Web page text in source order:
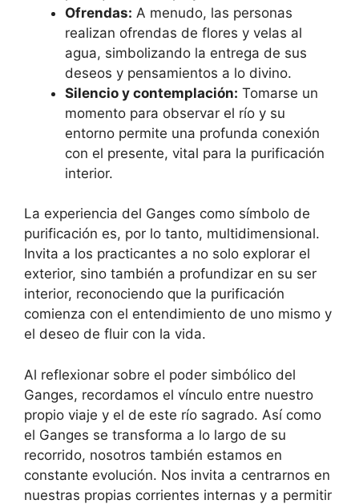
Ofrendas: A menudo, las personas
realizan ofrendas de flores y velas al
agua, simbolizando la entrega de sus
deseos y pensamientos a lo divino.
Silencio y contemplación: Tomarse un
momento para observar el río y su
entorno permite una profunda conexión
con el presente, vital para la purificación
interior.
La experiencia del Ganges como símbolo de
purificación es, por lo tanto, multidimensional.
Invita a los practicantes a no solo explorar el
exterior, sino también a profundizar en su ser
interior, reconociendo que la purificación
comienza con el entendimiento de uno mismo y
el deseo de fluir con la vida.
Al reflexionar sobre el poder simbólico del
Ganges, recordamos el vínculo entre nuestro
propio viaje y el de este río sagrado. Así como
el Ganges se transforma a lo largo de su
recorrido, nosotros también estamos en
constante evolución. Nos invita a centrarnos en
nuestras propias corrientes internas y a permitir